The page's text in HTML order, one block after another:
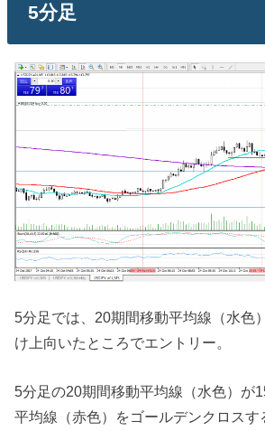
5分足
5分足では、20期間移動平均線（水色
け上向いたところでエントリー。
5分足の20期間移動平均線（水色）が
平均線（赤色）をゴールデンクロスす